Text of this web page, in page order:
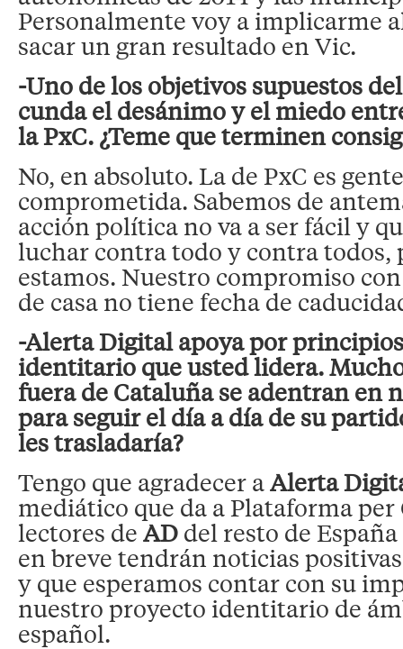
Personalmente voy a implicarme
sacar un gran resultado en Vic.
-Uno de los objetivos supuestos
cunda el desánimo y el miedo
la PxC. ¿Teme que terminen
No, en absoluto. La de PxC es
comprometida. Sabemos de
acción política no va a ser fácil y
luchar contra todo y contra todos,
estamos. Nuestro compromiso
de casa no tiene fecha de
-Alerta Digital apoya por
identitario que usted lidera.
fuera de Cataluña se adentran en
para seguir el día a día de su
les trasladaría?
Tengo que agradecer a Alerta
mediático que da a Plataforma per
lectores de AD del resto de
en breve tendrán noticias
y que esperamos contar con su
nuestro proyecto identitario de
español.